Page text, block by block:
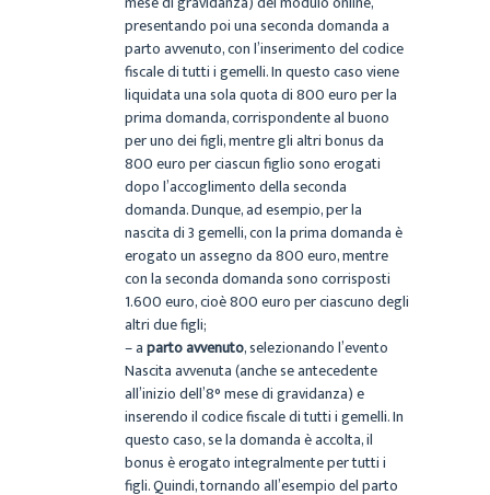
presentando poi una seconda domanda a
parto avvenuto, con l’inserimento del codice
fiscale di tutti i gemelli. In questo caso viene
liquidata una sola quota di 800 euro per la
prima domanda, corrispondente al buono
per uno dei figli, mentre gli altri bonus da
800 euro per ciascun figlio sono erogati
dopo l’accoglimento della seconda
domanda. Dunque, ad esempio, per la
nascita di 3 gemelli, con la prima domanda è
erogato un assegno da 800 euro, mentre
con la seconda domanda sono corrisposti
1.600 euro, cioè 800 euro per ciascuno degli
altri due figli;
– aparto avvenuto, selezionando l’evento
Nascita avvenuta (anche se antecedente
all’inizio dell’8° mese di gravidanza) e
inserendo il codice fiscale di tutti i gemelli. In
questo caso, se la domanda è accolta, il
bonus è erogato integralmente per tutti i
figli. Quindi, tornando all’esempio del parto